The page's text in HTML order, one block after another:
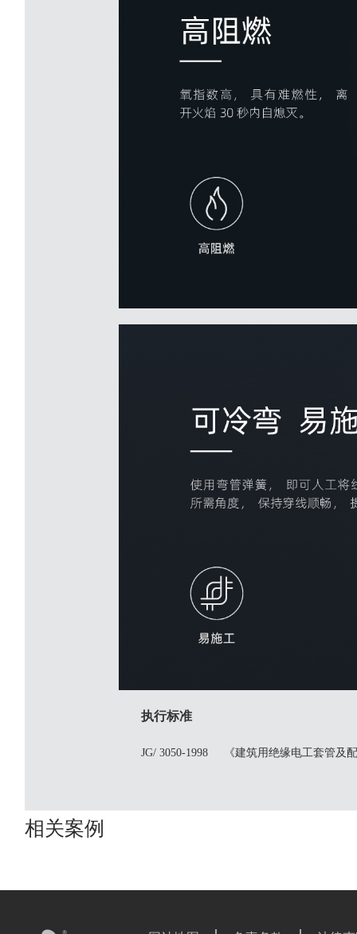
执行标准
JG/ 3050-1998 《建筑用绝缘电工套管及
相关案例